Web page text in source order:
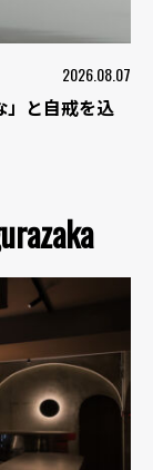
2026.08.07
」と自戒を込